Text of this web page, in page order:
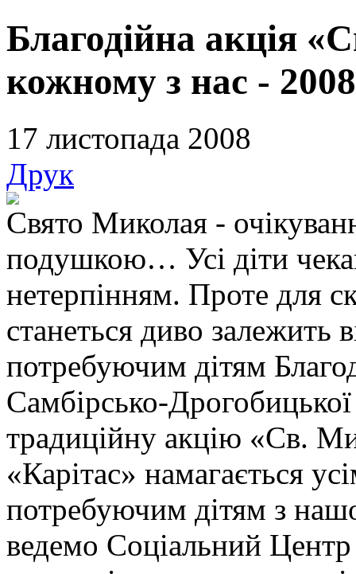
Благодійна акція
кожному з нас -
17 листопада 2008
Друк
Свято Миколая -
подушкою… Усі діти
нетерпінням. Проте для
станеться диво
потребуючим дітям
Самбірсько-
традиційну акцію «Св.
«Карітас» намагається
потребуючим дітям з
ведемо Соціальний